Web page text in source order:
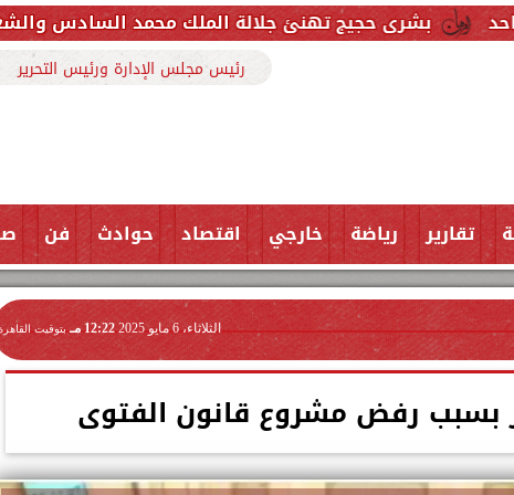
تهنئ جلالة الملك محمد السادس والشعب المغربي
رئيس مجلس الإدارة ورئيس التحرير
تقارير رياضة خارجي اقتصاد حوادث فن
الثلاثاء، 6 مايو 2025 12:22 مـ بتوقيت
بسبب رفض مشروع قانون الفتوى